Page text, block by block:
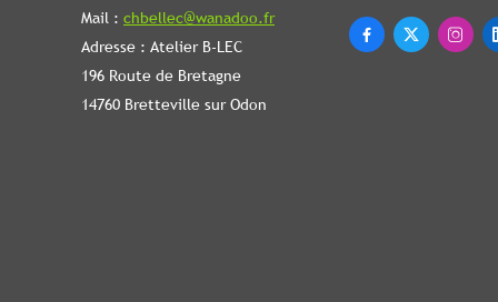
Mail : chbellec@wanadoo.fr
Adresse : Atelier B-LEC
196 Route de Bretagne
14760 Bretteville sur Odon
  